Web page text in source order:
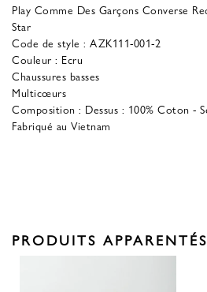
Play Comme Des Garçons Converse
Star
Code de style : AZK111-001-2
Couleur : Ecru
Chaussures basses
Multicœurs
Composition : Dessus : 100% Coton -
Fabriqué au Vietnam
PRODUITS APPARENTÉS